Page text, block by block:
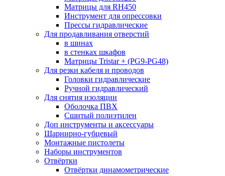
Матрицы для RH450
Инструмент для опрессовки
Прессы гидравлические
Для продавливания отверстий
в шинах
в стенках шкафов
Матрицы Tristar + (PG9-PG48)
Для резки кабеля и проводов
Головки гидравлические
Ручной гидравлический
Для снятия изоляции
Оболочка ПВХ
Сшитый полиэтилен
Доп инструменты и аксессуары
Шарнирно-губцевый
Монтажные пистолеты
Наборы инструментов
Отвёртки
Отвёртки динамометрические